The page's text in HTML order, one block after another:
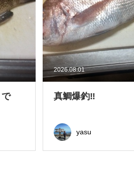
2026.08.01
真鯛爆釣‼
yasu